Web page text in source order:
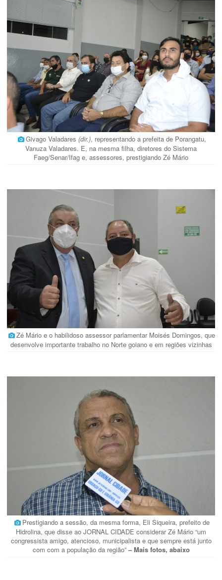
Givago Valadares (dir.), representando a prefeita de Porangatu,
Vanuza Valadares. E, na mesma filha, diretores do Sistema
Faeg/Senar/Ifag e, assessores, prestigiando Zé Mário
Zé Mário e o habilidoso assessor parlamentar Moisés Domingos, que
desenvolve importante trabalho no Norte goiano e em regiões vizinhas
Prestigiando a sessão, da mesma forma, Eli Siqueira, prefeito de
Hidrolina, que disse ao JORNAL CIDADE considerar Zé Mário “um
congressista amigo, atencioso, municipalista e que sempre está junto
com com a população da região” – Mais fotos, abaixo